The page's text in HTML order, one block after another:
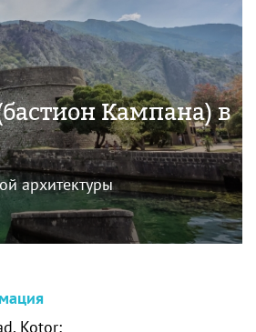
Кампана) в
архитектуры
Kotor;